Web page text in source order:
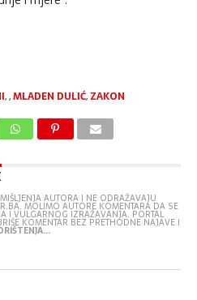
,,MLADEN DULIĆ, ZAKON
AUTORA I NE ODRAŽAVAJU
MOLIMO AUTORE KOMENTARA DA SE
I VULGARNOG IZRAŽAVANJA. PORTAL
KOMENTAR BEZ PRETHODNE NAJAVE I